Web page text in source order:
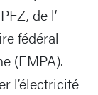
de l’
fédéral
(EMPA).
l’électricité